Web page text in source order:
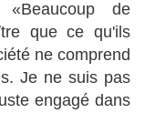
de
que ce qu'ils
ne comprend
Je ne suis pas
engagé dans